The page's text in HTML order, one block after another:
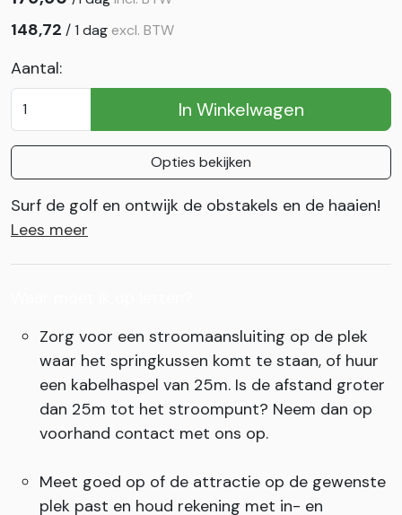
148,72 /1 dag excl. BTW
Aantal:
In Winkelwagen
Opties bekijken
Surf de golf en ontwijk de obstakels en de haaien!
Lees meer
Zorg voor een stroomaansluiting op de plek
waar het springkussen komt te staan, of huur
een kabelhaspel van 25m. Is de afstand groter
dan 25m tot het stroompunt? Neem dan op
voorhand contact met ons op.
Meet goed op of de attractie op de gewenste
plek past en houd rekening met in- en